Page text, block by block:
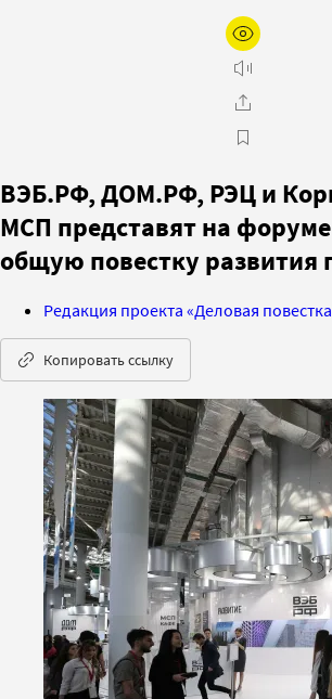
ВЭБ.РФ, ДОМ.РФ, РЭЦ и
МСП представят на
общую повестку развития
Редакция проекта «Деловая
Копировать ссылку